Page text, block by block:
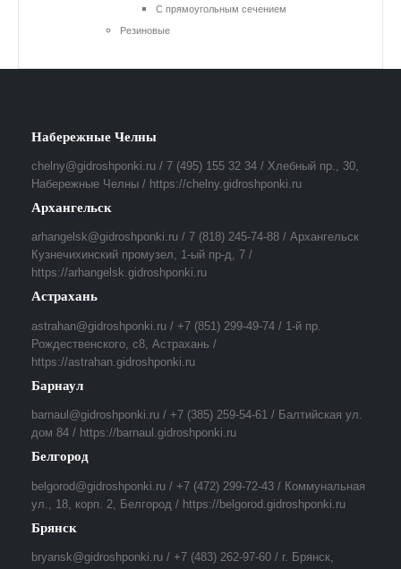
С прямоугольным сечением
Резиновые
Набережные Челны
chelny@gidroshponki.ru / 7 (495) 155 32 34 / Хлебный пр., 30,
Набережные Челны / https://chelny.gidroshponki.ru
Архангельск
arhangelsk@gidroshponki.ru / 7 (818) 245-74-88 / Архангельск
Кузнечихинский промузел, 1-ый пр-д, 7 /
https://arhangelsk.gidroshponki.ru
Астрахань
astrahan@gidroshponki.ru / +7 (851) 299-49-74 / 1-й пр.
Рождественского, с8, Астрахань /
https://astrahan.gidroshponki.ru
Барнаул
barnaul@gidroshponki.ru / +7 (385) 259-54-61 / Балтийская ул.
дом 84 / https://barnaul.gidroshponki.ru
Белгород
belgorod@gidroshponki.ru / +7 (472) 299-72-43 / Коммунальная
ул., 18, корп. 2, Белгород / https://belgorod.gidroshponki.ru
Брянск
bryansk@gidroshponki.ru / +7 (483) 262-97-60 / г. Брянск,